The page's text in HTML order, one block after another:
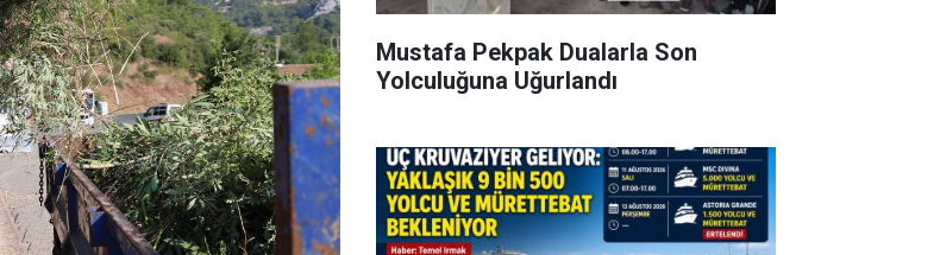
Mustafa Pekpak Dualarla Son
Yolculuğuna Uğurlandı